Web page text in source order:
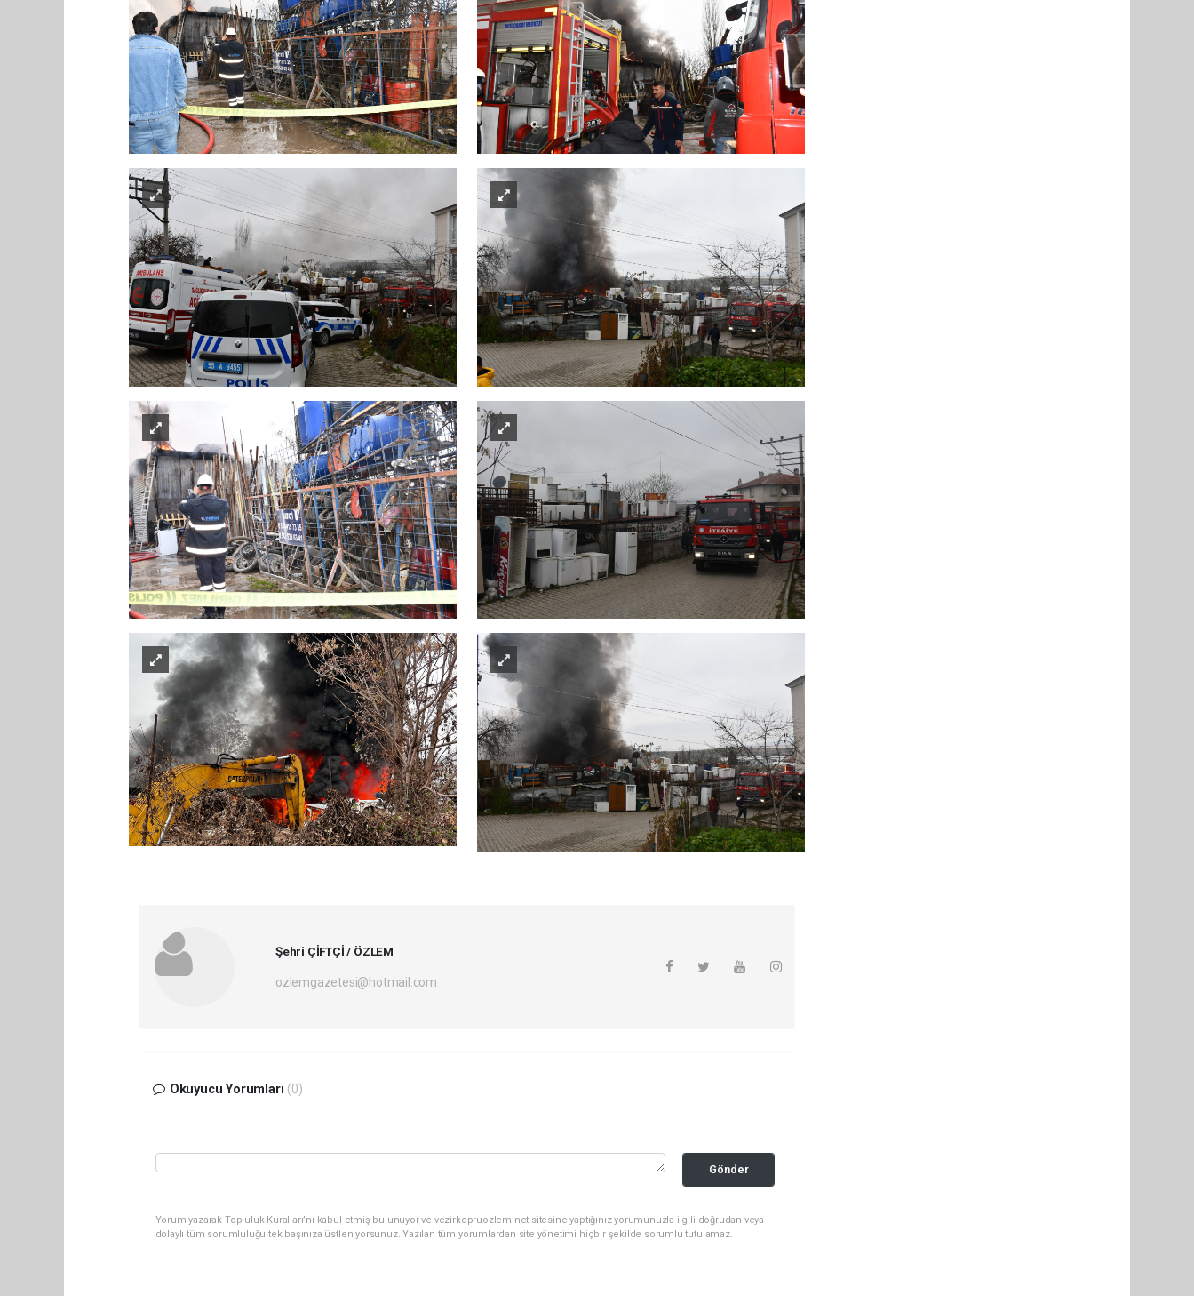
Şehri ÇİFTÇİ / ÖZLEM
ozlemgazetesi@hotmail.com
Okuyucu Yorumları (0)
Gönder
Yorum yazarak Topluluk Kuralları’nı kabul etmiş bulunuyor ve vezirkopruozlem.net sitesine yaptığınız yorumunuzla ilgili doğrudan veya
dolaylı tüm sorumluluğu tek başınıza üstleniyorsunuz. Yazılan tüm yorumlardan site yönetimi hiçbir şekilde sorumlu tutulamaz.